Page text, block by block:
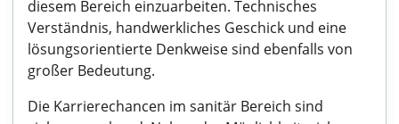
diesem Bereich einzuarbeiten. Technisches
Verständnis, handwerkliches Geschick und eine
lösungsorientierte Denkweise sind ebenfalls von
großer Bedeutung.
Die Karrierechancen im sanitär Bereich sind